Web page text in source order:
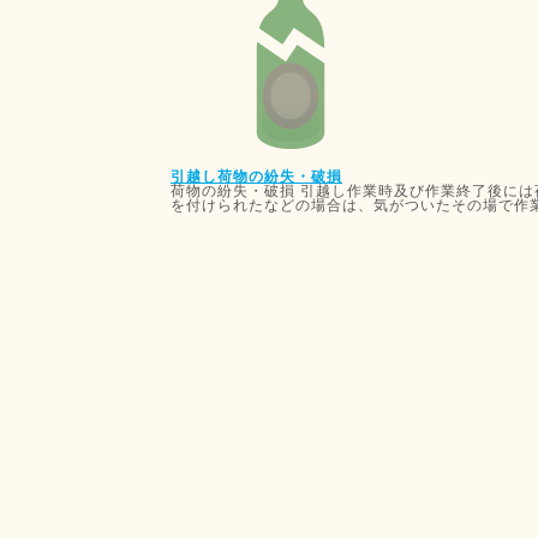
引越し荷物の紛失・破損
荷物の紛失・破損 引越し作業時及び作業終了後に
を付けられたなどの場合は、気がついたその場で作